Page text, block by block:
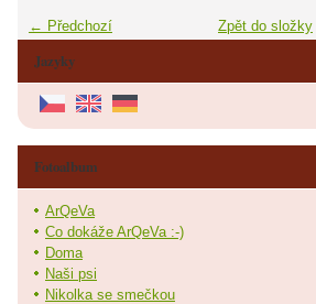
← Předchozí Zpět do složky
Jazyky
Fotoalbum
ArQeVa
Co dokáže ArQeVa :-)
Doma
Naši psi
Nikolka se smečkou